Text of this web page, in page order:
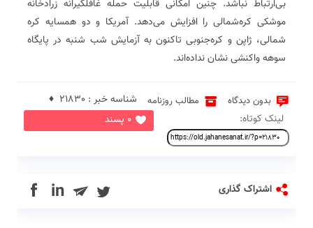
بی‌ارتباط نباشد. چنین امکانی قابلیت حمله غافلگیرانه زرادخانه
موشکی کره‌شمالی را افزایش می‌دهد. آمریکا و دو همسایه کره
شمالی، ژاپن و کره‌جنوبی تاکنون به آزمایش شب شنبه در پایگاه
سوهه واکنشی نشان نداده‌اند.
بدون دیدگاه مطالب روزنامه
0 پسند
شناسه خبر : 21830 ♦
لینک کوتاه:
اشتراک گذاری in